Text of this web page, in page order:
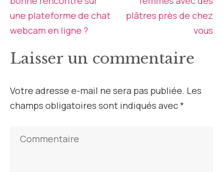
l’article
une plateforme de chat
webcam en ligne ?
plâtres près de chez
vous
Laisser un commentaire
Votre adresse e-mail ne sera pas publiée. Les
champs obligatoires sont indiqués avec*